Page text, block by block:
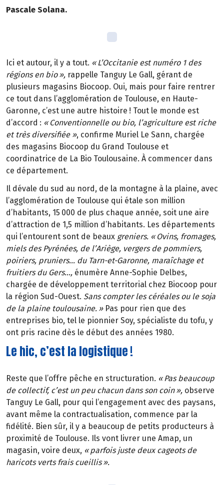
Pascale Solana.
Ici et autour, il y a tout. « L’Occitanie est numéro 1 des
régions en bio », rappelle Tanguy Le Gall, gérant de
plusieurs magasins Biocoop. Oui, mais pour faire rentrer
ce tout dans l’agglomération de Toulouse, en Haute-
Garonne, c’est une autre histoire ! Tout le monde est
d’accord : « Conventionnelle ou bio, l’agriculture est riche
et très diversifiée », confirme Muriel Le Sann, chargée
des magasins Biocoop du Grand Toulouse et
coordinatrice de La Bio Toulousaine. À commencer dans
ce département.
Il dévale du sud au nord, de la montagne à la plaine, avec
l’agglomération de Toulouse qui étale son million
d’habitants, 15 000 de plus chaque année, soit une aire
d ’attraction de 1,5 million d ’habitants. Les d épartements
qui l’entourent sont de beaux greniers. « Ovins, fromages,
miels des Pyrénées, de l’Ariège, vergers de pommiers,
poiriers, pruniers… du Tarn-et-Garonne, maraîchage et
fruitiers du Gers…, énumère Anne-Sophie Delbes,
chargée de développement territorial chez Biocoop pour
la région Sud-Ouest. Sans compter les céréales ou le soja
de la plaine toulousaine. » Pas pour rien que des
entreprises bio, tel le pionnier Soy, spécialiste du tofu, y
ont pris racine dès le début des années 1980.
Le hic, c’est la logistique !
Reste que l’offre pêche en structuration. « Pas beaucoup
de collectif, c’est un peu chacun dans son coin », observe
Tanguy Le Gall, pour qui l’engagement avec des paysans,
avant même la contractualisation, commence par la
fidélité. Bien sûr, il y a beaucoup de petits producteurs à
proximité de Toulouse. Ils vont livrer une Amap, un
magasin, voire deux, « parfois juste deux cageots de
haricots verts frais cueillis ».